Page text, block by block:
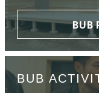
BUB
BUB